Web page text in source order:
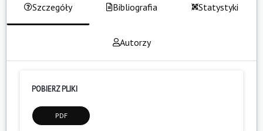
Szczegóły Bibliografia Statystyki
Autorzy
POBIERZ PLIKI
PDF